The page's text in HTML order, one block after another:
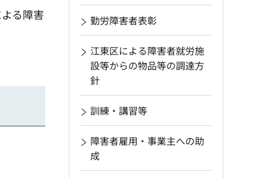
る障害
勤労障害者表彰
江東区による障害者就労施
設等からの物品等の調達方
針
訓練・講習等
障害者雇用・事業主への助
成